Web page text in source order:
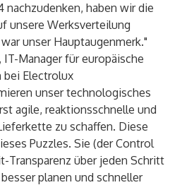
haben wir die
unsere Werksverteilung
unser Hauptaugenmerk."
Manager für europäische
bei Electrolux
unser technologisches
agile, reaktionsschnelle und
zu schaffen. Diese
Puzzles. Sie (der Control
Transparenz über jeden Schritt
planen und schneller